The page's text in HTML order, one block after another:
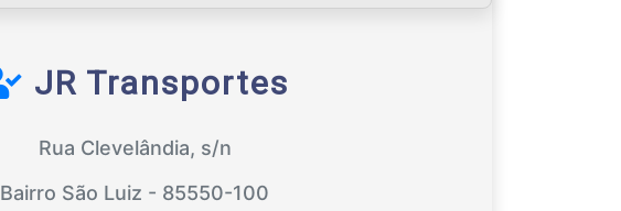
JR Transportes
Rua Clevelândia, s/n
Bairro São Luiz - 85550-100